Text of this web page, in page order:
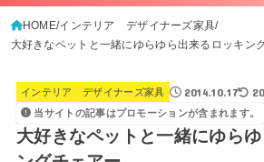
HOME インテリア デザイナーズ家具
大好きなペットと一緒にゆらゆら出来るロッキン
インテリア デザイナーズ家具 2014.10.17
当サイトの記事はプロモーションが含まれます。
大好きなペットと一緒にゆら